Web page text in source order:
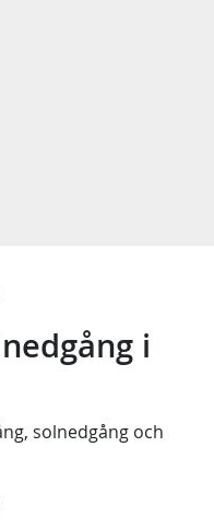
i
, solnedgång och